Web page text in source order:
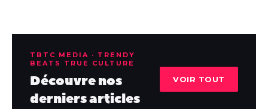
TBTC MEDIA · TRENDY
BEATS TRUE CULTURE
Découvre nos
derniers articles
VOIR TOUT